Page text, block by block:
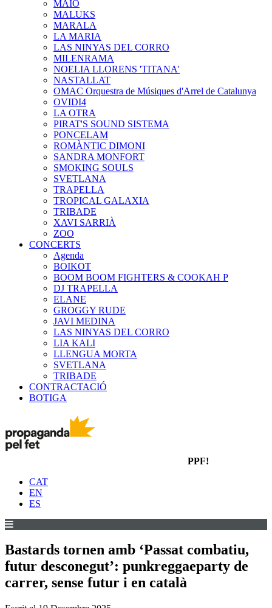
MAIO
MALUKS
MARALA
LA MARIA
LAS NINYAS DEL CORRO
MILENRAMA
NOELIA LLORENS 'TITANA'
NASTALLAT
OMAC Orquestra de Músiques d'Arrel de Catalunya
OVIDI4
LA OTRA
PIRAT'S SOUND SISTEMA
PONCELAM
ROMÀNTIC DIMONI
SANDRA MONFORT
SMOKING SOULS
SVETLANA
TRAPELLA
TROPICAL GALAXIA
TRIBADE
XAVI SARRIÀ
ZOO
CONCERTS
Agenda
BOIKOT
BOOM BOOM FIGHTERS & COOKAH P
DJ TRAPELLA
ELANE
GROGGY RUDE
JAVI MEDINA
LAS NINYAS DEL CORRO
LIA KALI
LLENGUA MORTA
SVETLANA
TRIBADE
CONTRACTACIÓ
BOTIGA
PPF!
CAT
EN
ES
Bastards tornen amb ‘Passat combatiu,
futur desconegut’: punkreggaeparty de
carrer, sense futur i en català